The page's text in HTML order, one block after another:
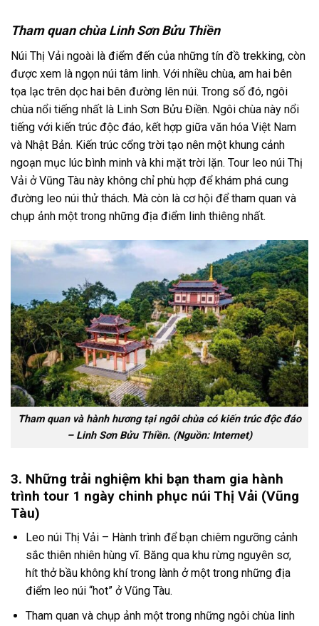
Tham quan chùa Linh Sơn Bửu Thiền
Núi Thị Vải ngoài là điểm đến của những tín đồ trekking, còn
được xem là ngọn núi tâm linh. Với nhiều chùa, am hai bên
tọa lạc trên dọc hai bên đường lên núi. Trong số đó, ngôi
chùa nổi tiếng nhất là Linh Sơn Bửu Điền. Ngôi chùa này nổi
tiếng với kiến trúc độc đáo, kết hợp giữa văn hóa Việt Nam
và Nhật Bản. Kiến trúc cổng trời tạo nên một khung cảnh
ngoạn mục lúc bình minh và khi mặt trời lặn. Tour leo núi Thị
Vải ởVũng Tàu này không chỉ phù hợp để khám phá cung
đường leo núi thử thách. Mà còn là cơ hội để tham quan và
chụp ảnh một trong những địa điểm linh thiêng nhất.
Tham quan và hành hương tại ngôi chùa có kiến trúc độc đáo
– Linh Sơn Bửu Thiền. (Nguồn: Internet)
3. Những trải nghiệm khi bạn tham gia hành
trình tour 1 ngày chinh phục núi Thị Vải (Vũng
Tàu)
Leo núi Thị Vải – Hành trình để bạn chiêm ngưỡng cảnh
sắc thiên nhiên hùng vĩ. Băng qua khu rừng nguyên sơ,
hít thở bầu không khí trong lành ở một trong những địa
điểm leo núi“hot” ở Vũng Tàu.
Tham quan và chụp ảnh một trong những ngôi chùa linh